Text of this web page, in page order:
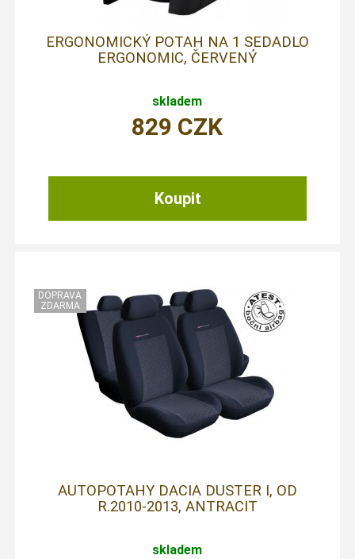
ERGONOMICKÝ POTAH NA 1 SEDADLO
ERGONOMIC, ČERVENÝ
skladem
829 CZK
AUTOPOTAHY DACIA DUSTER I, OD
R.2010-2013, ANTRACIT
skladem